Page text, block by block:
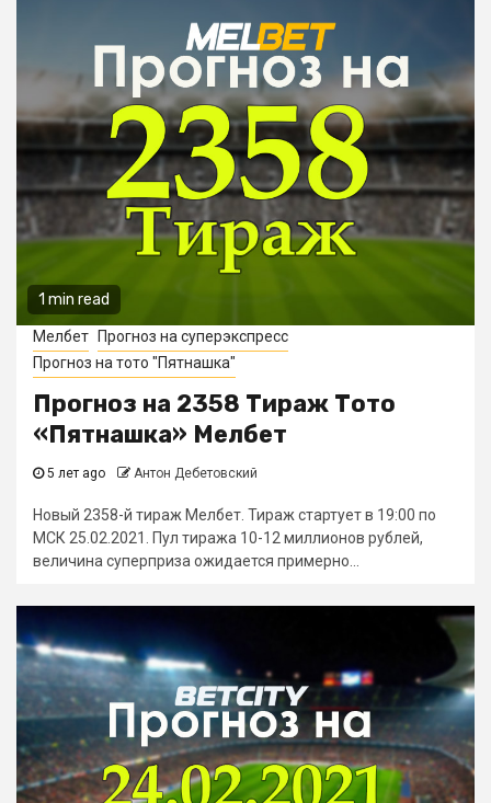
1 min read
Мелбет
Прогноз на суперэкспресс
Прогноз на тото "Пятнашка"
Прогноз на 2358 Тираж Тото
«Пятнашка» Мелбет
5 лет ago Антон Дебетовский
Новый 2358-й тираж Мелбет. Тираж стартует в 19:00 по
МСК 25.02.2021. Пул тиража 10-12 миллионов рублей,
величина суперприза ожидается примерно...